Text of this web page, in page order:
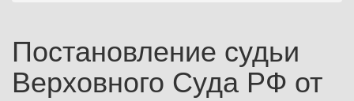
Постановление судьи
Верховного Суда РФ от